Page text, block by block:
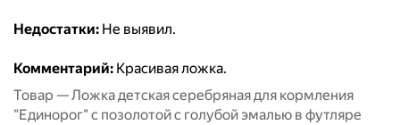
Недостатки: Не выявил.
Комментарий: Красивая ложка.
Товар — Ложка детская серебряная для кормления
"Единорог" с позолотой с голубой эмалью в футляре